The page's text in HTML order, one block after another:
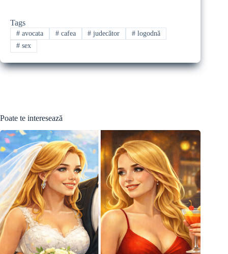
Tags
#avocata #cafea # judecător # logodnă
#sex
Poate te interesează